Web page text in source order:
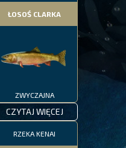
ŁOSOŚ CLARKA
ZWYCZAJNA
CZYTAJ WIĘCEJ
RZEKA KENAI